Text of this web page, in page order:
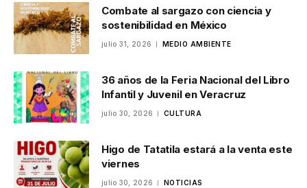
Combate al sargazo con ciencia y
sostenibilidad en México
julio 31, 2026 MEDIO AMBIENTE
36 años de la Feria Nacional del Libro
Infantil y Juvenil en Veracruz
julio 30, 2026 CULTURA
Higo de Tatatila estará a la venta este
viernes
julio 30, 2026 NOTICIAS